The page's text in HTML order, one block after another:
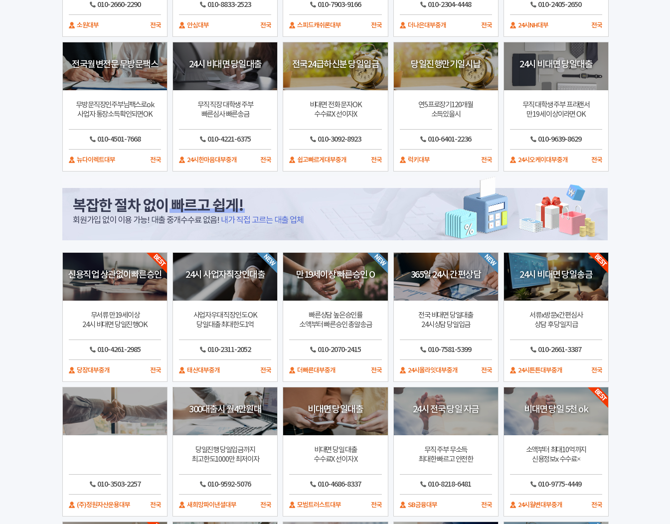
010-2660-2290
소원대부 전국
010-8833-2523
안심대부 전국
010-7903-9166
스피드캐쉬론대부 전국
010-2304-4448
더나은대부중개 전국
010-2405-2650
24시NH대부 전국
전국월변전문 무방문팩스
무방문직장인주부님팩스로ok
사업자 통장소득확인되면OK
010-4501-7668
뉴다이렉트대부 전국
24시 비대면 당일대출
무직 직장 대학생 주부
빠른심사 빠른송금
010-4221-6375
24시한마음대부중개 전국
전국24급하신분 당일입금
비대면 전화 문자OK
수수료X 선이자X
010-3092-8923
쉽고빠르게대부중개 전국
당일진행만기일시납
연5프로장기120개월
소득있을시
010-6401-2236
럭키대부 전국
24시 비대면 당일대출
무직 대학생 주부 프리랜서
만19세 이상이라면 OK
010-9639-8629
24시오케이대부중개 전국
복잡한 절차 없이빠르고 쉽게!
회원가입 없이 이용 가능! 대출 중개수수료 없음! 내가 직접 고르는 대출 업체
신용직업 상관없이빠른승인
무서류 만19세이상
24시 비대면 당일진행OK
010-4261-2985
당장대부중개 전국
24시 사업자직장인대출
사업자우대 직장인도 OK
당일대출 최대한도1억
010-2311-2052
태산대부중개 전국
만19세이상 빠른승인 O
빠른상담 높은승인률
소액부터 빠른승인 총알송금
010-2070-2415
더빠른대부중개 전국
365일 24시 간편상담
전국 비대면 당일대출
24시상담 당일입금
010-7581-5399
24시올라잇대부중개 전국
24시 비대면 당일송금
서류x방문x간편심사
상담 후 당일지급
010-2661-3387
24시튼튼대부중개 전국
010-3503-2257
(주)정원자산운용대부 전국
300대출시 월4만원대
당일진행 당일입금까지
최고한도1000만 최저이자
010-9592-5076
새희망파이낸셜대부 전국
비대면 당일대출
비대면 당일 대출
수수료X 선이자 X
010-4686-8337
모범트러스트대부 전국
24시 전국 당일 자금
무직 주부 무소득
최대한 빠르고 안전한
010-8218-6481
SB금융대부 전국
비대면 당일 5천 ok
소액부터 최대10억까지
신용정보x 수수료×
010-9775-4449
24시월변대부중개 전국